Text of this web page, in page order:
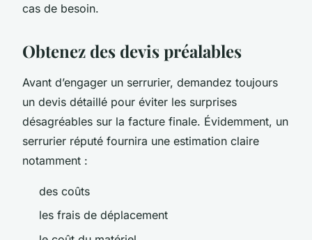
cas de besoin.
Obtenez des devis préalables
Avant d’engager un serrurier, demandez toujours
un devis détaillé pour éviter les surprises
désagréables sur la facture finale. Évidemment, un
serrurier réputé fournira une estimation claire
notamment :
des coûts
les frais de déplacement